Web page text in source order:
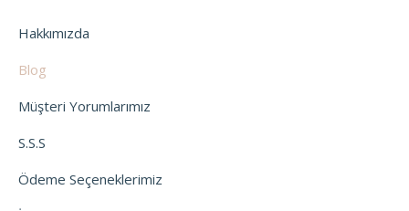
Hakkımızda
Blog
Müşteri Yorumlarımız
S.S.S
Ödeme Seçeneklerimiz